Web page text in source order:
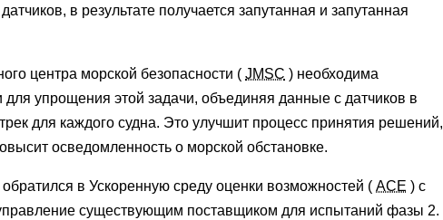
в результате получается запутанная и запутанная
центра морской безопасности ( JMSC ) необходима
для упрощения этой задачи, объединяя данные с датчиков в
для каждого судна. Это улучшит процесс принятия решений,
осведомленность о морской обстановке.
обратился в Ускоренную среду оценки возможностей ( ACE ) с
существующим поставщиком для испытаний фазы 2.